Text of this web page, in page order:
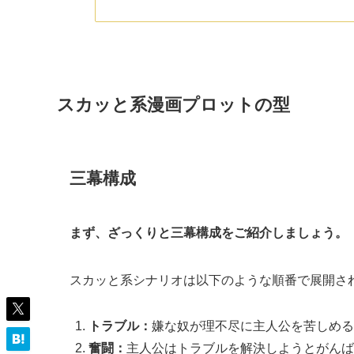
スカッと系漫画プロットの型
三幕構成
まず、ざっくりと三幕構成をご紹介しましょう。
スカッと系シナリオは以下のような順番で展開さ
トラブル： 嫌な奴が理不尽に主人公を苦しめる
奮闘： 主人公はトラブルを解決しようとがん